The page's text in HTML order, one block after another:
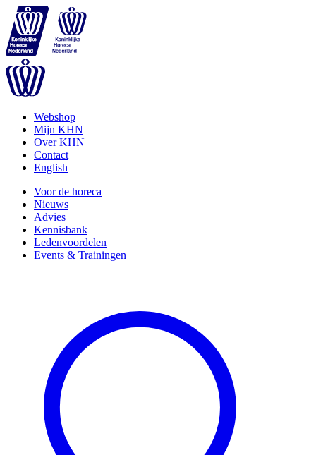
Webshop
Mijn KHN
Over KHN
Contact
English
Voor de horeca
Nieuws
Advies
Kennisbank
Ledenvoordelen
Events & Trainingen